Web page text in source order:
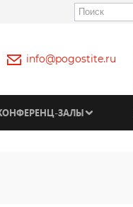
info@pogostite.ru
ЗАЛЫ